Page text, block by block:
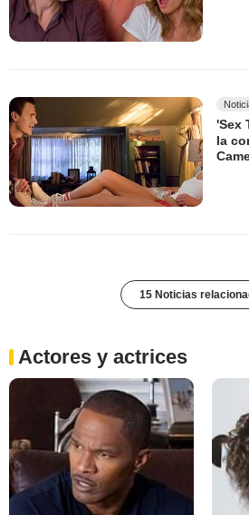
'Sex
la
15 Noticias
Actores y actrices